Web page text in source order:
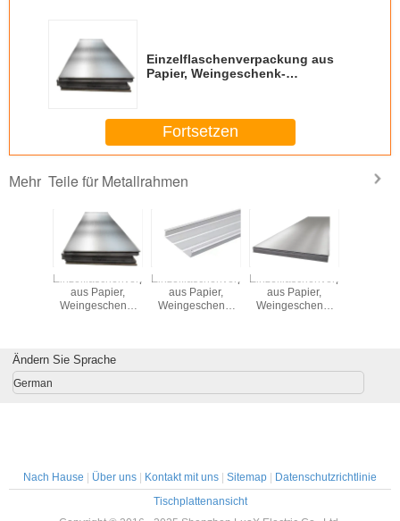
Einzelflaschenverpackung aus
Papier, Weingeschenk-
Fortsetzen
Mehr Teile für Metallrahmen
Einzelflaschenverpackung
aus Papier,
Weingeschenk-
Handtaschen
Einzelflaschenverpackung
aus Papier,
Weingeschenk-
Einzelflaschenverpackung
aus Papier,
Weingeschenk-
Ändern Sie Sprache
German
Nach Hause | Über uns | Kontakt mit uns | Sitemap | Datenschutzrichtlinie
Tischplattenansicht